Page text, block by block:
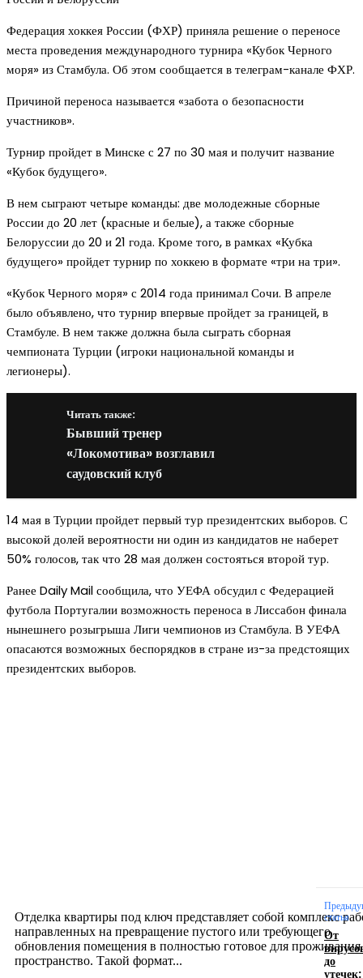
Федерация хоккея России (ФХР) приняла решение о переносе
места проведения международного турнира «Кубок Черного
моря» из Стамбула. Об этом сообщается в телеграм-канале ФХР.
Причиной переноса называется «забота о безопасности
участников».
Турнир пройдет в Минске с 27 по 30 мая и получит название
«Кубок будущего».
В нем сыграют четыре команды: две молодежные сборные
России до 20 лет (красные и белые), а также сборные
Белоруссии до 20 и 21 года. Кроме того, в рамках «Кубка
будущего» пройдет турнир по хоккею в формате «три на три».
«Кубок Черного моря» с 2014 года принимал Сочи. В апреле
было объявлено, что турнир впервые пройдет за границей, в
Стамбуле. В нем также должна была сыграть сборная
чемпионата Турции (игроки национальной команды и
легионеры).
Читать также:
Бывший тренер
«Локомотива» возглавил
саудовский клуб
14 мая в Турции пройдет первый тур президентских выборов. С
высокой долей вероятности ни один из кандидатов не наберет
50% голосов, так что 28 мая должен состояться второй тур.
Ранее Daily Mail сообщила, что УЕФА обсудил с Федерацией
футбола Португалии возможность переноса в Лиссабон финала
нынешнего розыгрыша Лиги чемпионов из Стамбула. В УЕФА
опасаются возможных беспорядков в стране из-за предстоящих
президентских выборов.
Отделка квартиры под ключ представляет собой комплекс
направленных на превращение пустого или требующего
обновления помещения в полностью готовое для проживания
пространство. Такой формат...
статья
От
до
утечек: